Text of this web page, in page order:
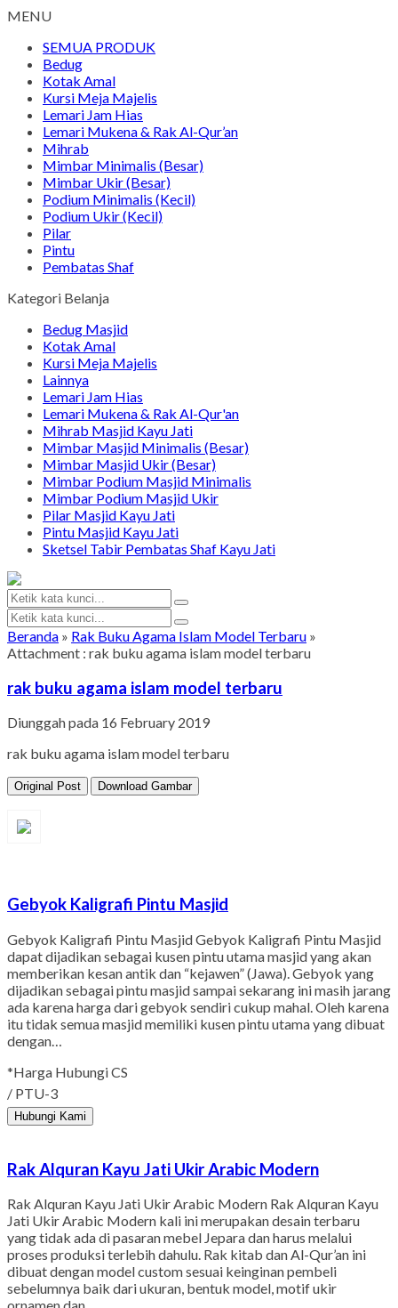
MENU
SEMUA PRODUK
Bedug
Kotak Amal
Kursi Meja Majelis
Lemari Jam Hias
Lemari Mukena & Rak Al-Qur’an
Mihrab
Mimbar Minimalis (Besar)
Mimbar Ukir (Besar)
Podium Minimalis (Kecil)
Podium Ukir (Kecil)
Pilar
Pintu
Pembatas Shaf
Kategori Belanja
Bedug Masjid
Kotak Amal
Kursi Meja Majelis
Lainnya
Lemari Jam Hias
Lemari Mukena & Rak Al-Qur'an
Mihrab Masjid Kayu Jati
Mimbar Masjid Minimalis (Besar)
Mimbar Masjid Ukir (Besar)
Mimbar Podium Masjid Minimalis
Mimbar Podium Masjid Ukir
Pilar Masjid Kayu Jati
Pintu Masjid Kayu Jati
Sketsel Tabir Pembatas Shaf Kayu Jati
Beranda » Rak Buku Agama Islam Model Terbaru »
Attachment : rak buku agama islam model terbaru
rak buku agama islam model terbaru
Diunggah pada 16 February 2019
rak buku agama islam model terbaru
Original Post Download Gambar
Gebyok Kaligrafi Pintu Masjid
Gebyok Kaligrafi Pintu Masjid Gebyok Kaligrafi Pintu Masjid
dapat dijadikan sebagai kusen pintu utama masjid yang akan
memberikan kesan antik dan “kejawen” (Jawa). Gebyok yang
dijadikan sebagai pintu masjid sampai sekarang ini masih jarang
ada karena harga dari gebyok sendiri cukup mahal. Oleh karena
itu tidak semua masjid memiliki kusen pintu utama yang dibuat
dengan…
*Harga Hubungi CS
/ PTU-3
Hubungi Kami
Rak Alquran Kayu Jati Ukir Arabic Modern
Rak Alquran Kayu Jati Ukir Arabic Modern Rak Alquran Kayu
Jati Ukir Arabic Modern kali ini merupakan desain terbaru
yang tidak ada di pasaran mebel Jepara dan harus melalui
proses produksi terlebih dahulu. Rak kitab dan Al-Qur’an ini
dibuat dengan model custom sesuai keinginan pembeli
sebelumnya baik dari ukuran, bentuk model, motif ukir